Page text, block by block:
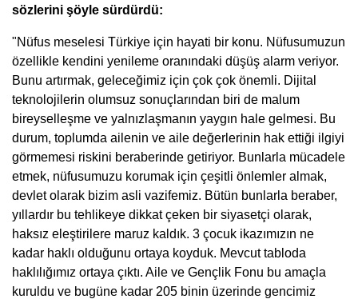
sözlerini şöyle sürdürdü:
"Nüfus meselesi Türkiye için hayati bir konu. Nüfusumuzun
özellikle kendini yenileme oranındaki düşüş alarm veriyor.
Bunu artırmak, geleceğimiz için çok çok önemli. Dijital
teknolojilerin olumsuz sonuçlarından biri de malum
bireyselleşme ve yalnızlaşmanın yaygın hale gelmesi. Bu
durum, toplumda ailenin ve aile değerlerinin hak ettiği ilgiyi
görmemesi riskini beraberinde getiriyor. Bunlarla mücadele
etmek, nüfusumuzu korumak için çeşitli önlemler almak,
devlet olarak bizim asli vazifemiz. Bütün bunlarla beraber,
yıllardır bu tehlikeye dikkat çeken bir siyasetçi olarak,
haksız eleştirilere maruz kaldık. 3 çocuk ikazımızın ne
kadar haklı olduğunu ortaya koyduk. Mevcut tabloda
haklılığımız ortaya çıktı. Aile ve Gençlik Fonu bu amaçla
kuruldu ve bugüne kadar 205 binin üzerinde gencimiz